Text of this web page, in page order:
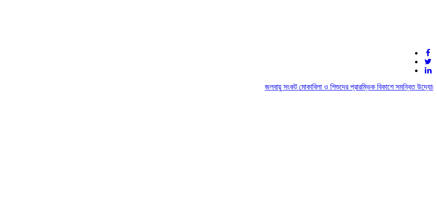
জলবায়ু সংকট মোকাবিলা ও শিশুদের প্রারম্ভিক বিকাশে সমন্বিত উদ্যোগের